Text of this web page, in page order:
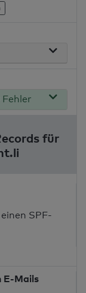
für
SPF-
E-Mails